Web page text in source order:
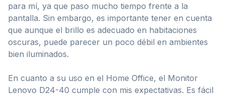
para mí, ya que paso mucho tiempo frente a la
pantalla. Sin embargo, es importante tener en cuenta
que aunque el brillo es adecuado en habitaciones
oscuras, puede parecer un poco débil en ambientes
bien iluminados.
En cuanto a su uso en el Home Office, el Monitor
Lenovo D24-40 cumple con mis expectativas. Es fácil